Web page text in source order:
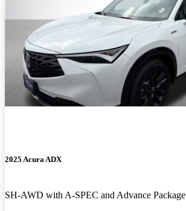
2025 Acura ADX
SH-AWD with A-SPEC and Advance Package